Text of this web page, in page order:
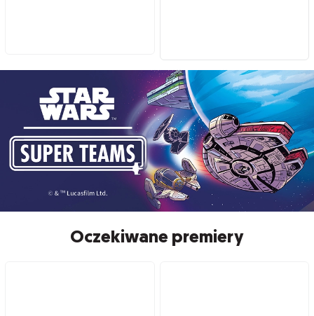
Oczekiwane premiery